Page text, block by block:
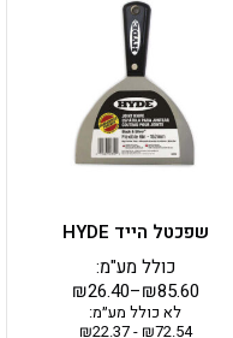
שפכטל הייד HYDE
₪26.40–₪85.60
כולל מע"מ:
לא כולל מע״מ:
₪72.54
-
₪22.37
יש
מספר
סוגים.
ניתן
לבחור
את
האפשרויות